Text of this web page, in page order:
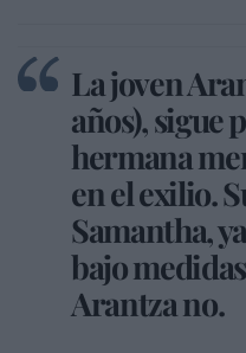
La joven
años), sigue
hermana
en el exilio.
Samantha,
bajo
Arantza no.